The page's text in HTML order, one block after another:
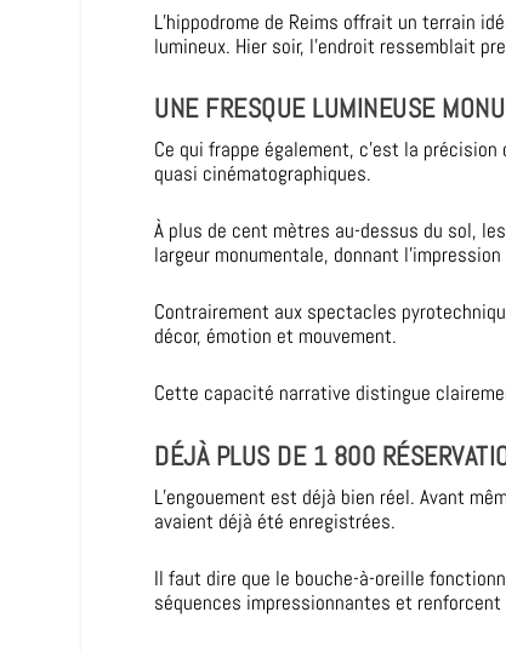
L’hippodrome de Reims offrait un terrain
lumineux. Hier soir, l’endroit ressemblait
UNE FRESQUE LUMINEUSE
Ce qui frappe également, c’est la
quasi cinématographiques.
À plus de cent mètres au-dessus du sol,
largeur monumentale, donnant
Contrairement aux spectacles
décor, émotion et mouvement.
Cette capacité narrative distingue
DÉJÀ PLUS DE 1 800
L’engouement est déjà bien réel. Avant
avaient déjà été enregistrées.
Il faut dire que le bouche-à-oreille
séquences impressionnantes et